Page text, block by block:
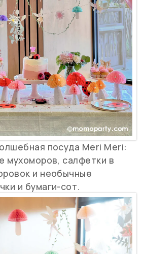
посуда Meri Meri:
мухоморов, салфетки в
и необычные
и бумаги-сот.